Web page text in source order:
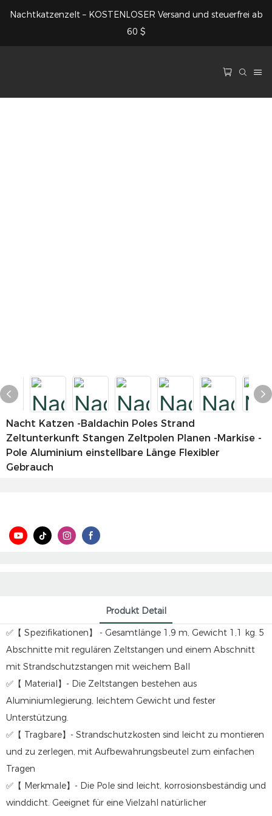
Nachtkatzenzelt – KOSTENLOSER Versand und steuerfrei ab
60 $
Nacht Katzen -Baldachin Poles Strand
Zeltunterkunft Stangen Zeltpolen Planen -Markise -
Pole Aluminium einstellbare Länge Flexibler
Gebrauch
Produkt Detail
✅【 Spezifikationen】 - Gesamtlänge 1,9 m, Gewicht 1,1 kg. 5
Abschnitte mit regulären Zeltstangen und einem Abschnitt
mit Strandschutzstangen mit weichem Ball
✅【 Material】- Die Zeltstangen bestehen aus
Aluminiumlegierung, leichtem Gewicht und fester
Unterstützung.
✅【 Tragbare】- Strandschutzkosten sind leicht zu montieren
und zu zerlegen, mit Aufbewahrungsbeutel zum einfachen
Tragen
✅【 Merkmale】- Die Pole sind leicht, korrosionsbeständig und
winddicht. Geeignet für eine Vielzahl natürlicher